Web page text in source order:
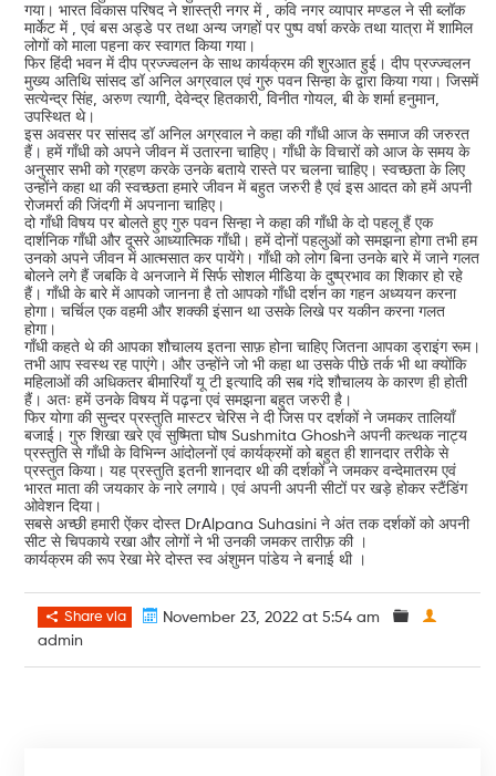
गया। भारत विकास परिषद ने शास्त्री नगर में , कवि नगर व्यापार मण्डल ने सी ब्लॉक
मार्केट में , एवं बस अड्डे पर तथा अन्य जगहों पर पुष्प वर्षा करके तथा यात्रा में शामिल
लोगों को माला पहना कर स्वागत किया गया।
फिर हिंदी भवन में दीप प्रज्ज्वलन के साथ कार्यक्रम की शुरआत हुई। दीप प्रज्ज्वलन
मुख्य अतिथि सांसद डॉ अनिल अग्रवाल एवं गुरु पवन सिन्हा के द्वारा किया गया। जिसमें
सत्येन्द्र सिंह, अरुण त्यागी, देवेन्द्र हितकारी, विनीत गोयल, बी के शर्मा हनुमान,
उपस्थित थे।
इस अवसर पर सांसद डॉ अनिल अग्रवाल ने कहा की गाँधी आज के समाज की जरुरत
हैं। हमें गाँधी को अपने जीवन में उतारना चाहिए। गाँधी के विचारों को आज के समय के
अनुसार सभी को ग्रहण करके उनके बताये रास्ते पर चलना चाहिए। स्वच्छता के लिए
उन्होंने कहा था की स्वच्छता हमारे जीवन में बहुत जरुरी है एवं इस आदत को हमें अपनी
रोजमर्रा की जिंदगी में अपनाना चाहिए।
दो गाँधी विषय पर बोलते हुए गुरु पवन सिन्हा ने कहा की गाँधी के दो पहलू हैं एक
दार्शनिक गाँधी और दूसरे आध्यात्मिक गाँधी। हमें दोनों पहलुओं को समझना होगा तभी हम
उनको अपने जीवन में आत्मसात कर पायेंगे। गाँधी को लोग बिना उनके बारे में जाने गलत
बोलने लगे हैं जबकि वे अनजाने में सिर्फ सोशल मीडिया के दुष्प्रभाव का शिकार हो रहे
हैं। गाँधी के बारे में आपको जानना है तो आपको गाँधी दर्शन का गहन अध्ययन करना
होगा। चर्चिल एक वहमी और शक्की इंसान था उसके लिखे पर यकीन करना गलत
होगा।
गाँधी कहते थे की आपका शौचालय इतना साफ़ होना चाहिए जितना आपका ड्राइंग रूम।
तभी आप स्वस्थ रह पाएंगे। और उन्होंने जो भी कहा था उसके पीछे तर्क भी था क्योंकि
महिलाओं की अधिकतर बीमारियाँ यू टी इत्यादि की सब गंदे शौचालय के कारण ही होती
हैं। अतः हमें उनके विषय में पढ़ना एवं समझना बहुत जरुरी है।
फिर योगा की सुन्दर प्रस्तुति मास्टर चेरिस ने दी जिस पर दर्शकों ने जमकर तालियाँ
बजाई। गुरु शिखा खरे एवं सुष्मिता घोष Sushmita Ghoshने अपनी कत्थक नाट्य
प्रस्तुति से गाँधी के विभिन्न आंदोलनों एवं कार्यक्रमों को बहुत ही शानदार तरीके से
प्रस्तुत किया। यह प्रस्तुति इतनी शानदार थी की दर्शकों ने जमकर वन्देमातरम एवं
भारत माता की जयकार के नारे लगाये। एवं अपनी अपनी सीटों पर खड़े होकर स्टैंडिंग
ओवेशन दिया।
सबसे अच्छी हमारी ऐंकर दोस्त DrAlpana Suhasini ने अंत तक दर्शकों को अपनी
सीट से चिपकाये रखा और लोगों ने भी उनकी जमकर तारीफ़ की ।
कार्यक्रम की रूप रेखा मेरे दोस्त स्व अंशुमन पांडेय ने बनाई थी ।
Share via
November 23, 2022 at 5:54 am
admin